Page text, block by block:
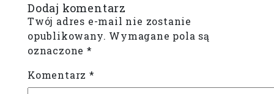
Dodaj komentarz
Twój adres e-mail nie zostanie
opublikowany. Wymagane pola są
oznaczone*
Komentarz*